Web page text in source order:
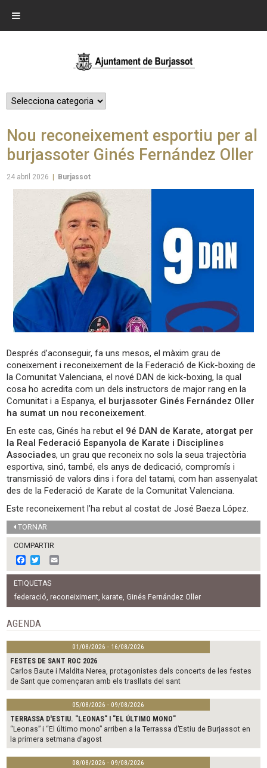
Nou reconeixement esportiu per al
burjassoter Ginés Fernández Oller
24 abril 2026 Burjassot
Després d’aconseguir, fa uns mesos, el màxim grau de
coneixement i reconeixement de la Federació de Kick-boxing de
la Comunitat Valenciana, el nové DAN de kick-boxing, la qual
cosa ho acredita com un dels instructors de major rang en la
Comunitat i a Espanya, el burjassoter Ginés Fernández Oller
ha sumat un nou reconeixement.
En este cas, Ginés ha rebut el 9é DAN de Karate, atorgat per
la Real Federació Espanyola de Karate i Disciplines
Associades, un grau que reconeix no sols la seua trajectòria
esportiva, sinó, també, els anys de dedicació, compromís i
transmissió de valors dins i fora del tatami, com han assenyalat
des de la Federació de Karate de la Comunitat Valenciana.
Este reconeixement l’ha rebut al costat de José Baeza López.
TORNAR
COMPARTIR
F
a
c
e
b
o
o
k
w
i
t
t
e
m
l
ETIQUETAS
federació, reconeiximent, karate, Ginés Fernández Oller
AGENDA
01/08/2026 - 16/08/2026
FESTES DE SANT ROC 2026
Carlos Baute i Maldita Nerea, protagonistes dels concerts de les festes
de Sant que començaran amb els trasllats del sant
05/08/2026 - 09/08/2026
TERRASSA D'ESTIU. "LEONAS" I "EL ÚLTIMO MONO"
“Leonas” i “El último mono” arriben a la Terrassa d’Estiu de Burjassot en
la primera setmana d’agost
08/08/2026 - 09/08/2026